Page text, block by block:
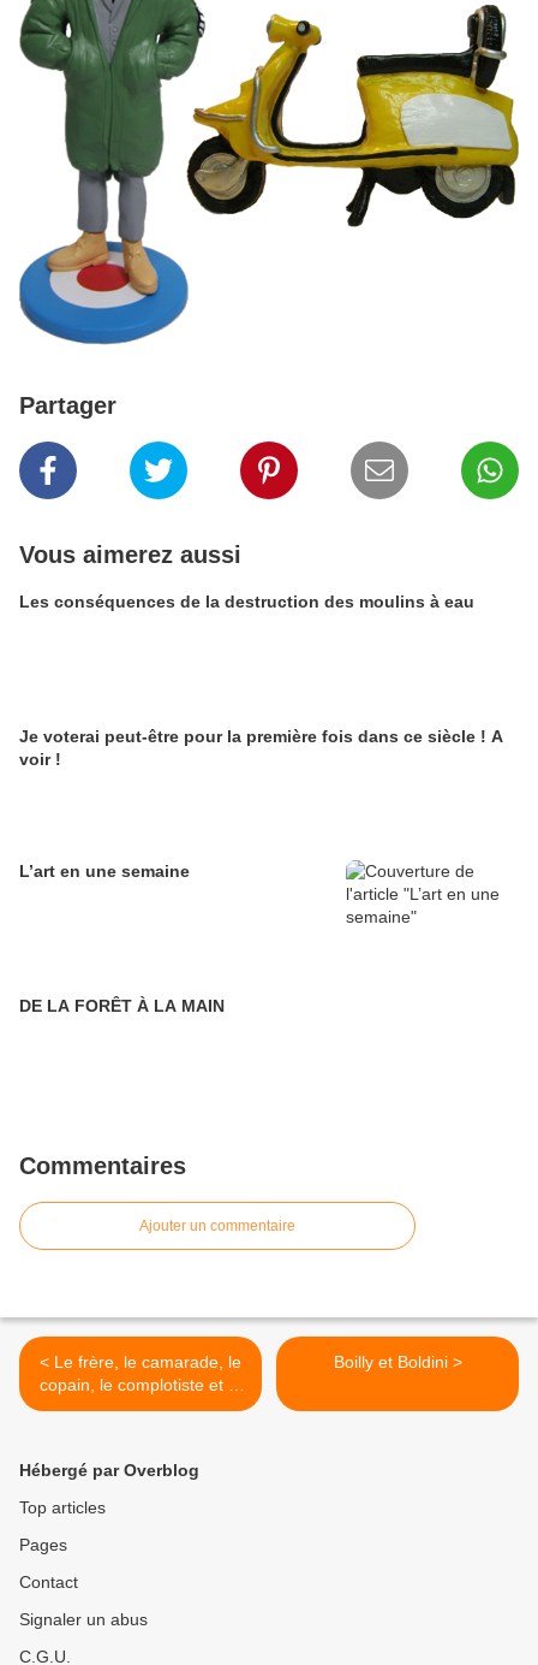
Partager
Vous aimerez aussi
Les conséquences de la destruction des moulins à eau
Je voterai peut-être pour la première fois dans ce siècle ! A
voir !
L’art en une semaine
DE LA FORÊT À LA MAIN
Commentaires
Ajouter un commentaire
< Le frère, le camarade, le
copain, le complotiste et le
tricard du covid
Boilly et Boldini >
Hébergé par Overblog
Top articles
Pages
Contact
Signaler un abus
C.G.U.